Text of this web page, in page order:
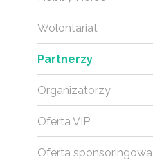
Wolontariat
Partnerzy
Organizatorzy
Oferta VIP
Oferta sponsoringowa